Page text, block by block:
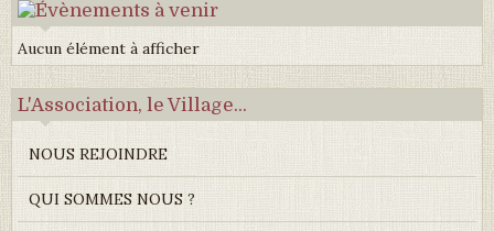
Aucun élément à afficher
L'Association, le Village...
NOUS REJOINDRE
QUI SOMMES NOUS ?